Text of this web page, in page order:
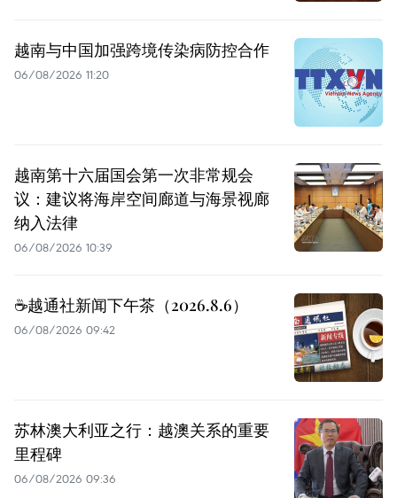
越南与中国加强跨境传染病防控合作
06/08/2026 11:20
越南第十六届国会第一次非常规会
议：建议将海岸空间廊道与海景视廊
纳入法律
06/08/2026 10:39
☕️越通社新闻下午茶（2026.8.6）
06/08/2026 09:42
苏林澳大利亚之行：越澳关系的重要
里程碑
06/08/2026 09:36